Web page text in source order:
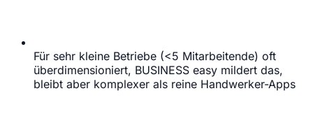
Für sehr kleine Betriebe (<5 Mitarbeitende) oft
überdimensioniert, BUSINESS easy mildert das,
bleibt aber komplexer als reine Handwerker-Apps